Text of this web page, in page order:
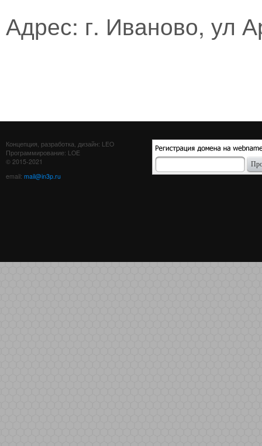
Адрес: г. Иваново, ул
Концепция, разработка, дизайн: LEO
Программирование: LOE
© 2015-2021
email: mail@in3p.ru